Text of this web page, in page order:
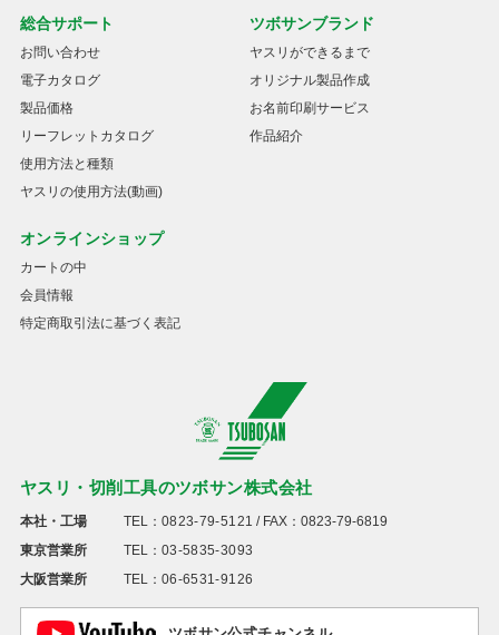
ヤスリ・切削工具のツボサン株式会社
本社・工場 TEL： 0823-79-5121 / FAX：0823-79-6819
東京営業所
TEL： 03-5835-3093
大阪営業所
TEL： 06-6531-9126
総合サポート
お問い合わせ
電子カタログ
製品価格
リーフレットカタログ
使用方法と種類
ヤスリの使用方法(動画)
ツボサンブランド
ヤスリができるまで
オリジナル製品作成
お名前印刷サービス
作品紹介
オンラインショップ
カートの中
会員情報
特定商取引法に基づく表記